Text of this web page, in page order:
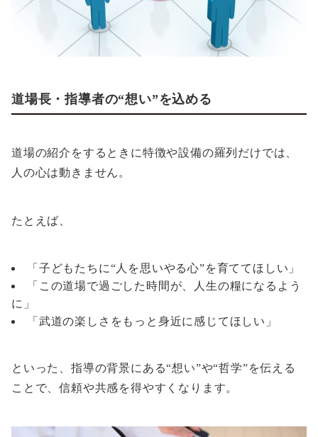
道場長・指導者の“想い”を込める
道場の紹介をするときに特徴や設備の羅列だけでは、
人の心は動きません。
たとえば、
「子どもたちに“人を思いやる心”を育ててほしい」
「この道場で過ごした時間が、人生の糧になるよう
に」
「武道の楽しさをもっと身近に感じてほしい」
といった、指導の背景にある“想い”や“哲学”を伝える
ことで、信頼や共感を得やすくなります。